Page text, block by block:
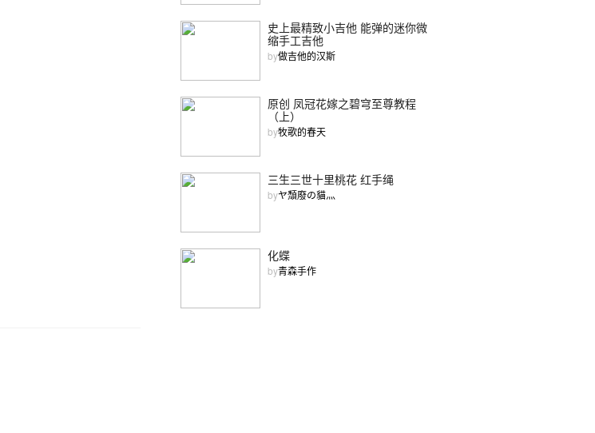
史上最精致小吉他 能弹的迷你微
缩手工吉他
by做吉他的汉斯
原创 凤冠花嫁之碧穹至尊教程
（上）
by牧歌的春天
三生三世十里桃花 红手绳
byヤ頹廢の貓灬
化蝶
by青森手作